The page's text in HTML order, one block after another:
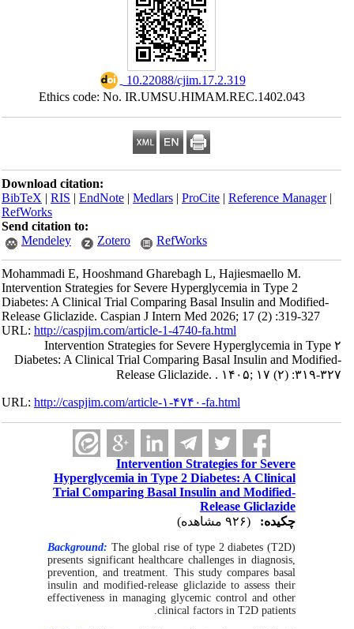
‎ 10.22088/cjim.17.2.319
Ethics code: No. IR.UMSU.HIMAM.REC.1402.043
Download citation:
BibTeX|RIS|EndNote|Medlars|ProCite|Reference Manager
RefWorks
Send citation to:
Mendeley
Zotero RefWorks
Mohammadi E, Hooshmand Gharebagh L, Hajiesmaello M.
Intervention Strategies for Severe Hyperglycemia in Type 2
Diabetes: A Clinical Trial Comparing Basal Insulin and Modified-
Release Gliclazide. Caspian J Intern Med 2026; 17 (2) :319-327
URL:http://caspjim.com/article-1-4740-fa.html
Intervention Strategies for Severe Hyperglycemia in Type ۲
Diabetes: A Clinical Trial Comparing Basal Insulin and Modified-
Release Gliclazide. . ۱۴۰۵; ۱۷ (۲) :۳۱۹-۳۲۷
URL:http://caspjim.com/article-۱-۴۷۴۰-fa.html
Intervention Strategies for Severe
Hyperglycemia in Type 2 Diabetes: A Clinical
Trial Comparing Basal Insulin and Modified-
Release Gliclazide
چکیده:
Background:The global rise of type 2 diabetes (T2D)
presents significant healthcare challenges in diagnosis,
prevention, and treatment. This study compares basal
insulin and modified-release gliclazide to assess their
effectiveness in managing glycemic control and other
clinical factors in T2D patients.